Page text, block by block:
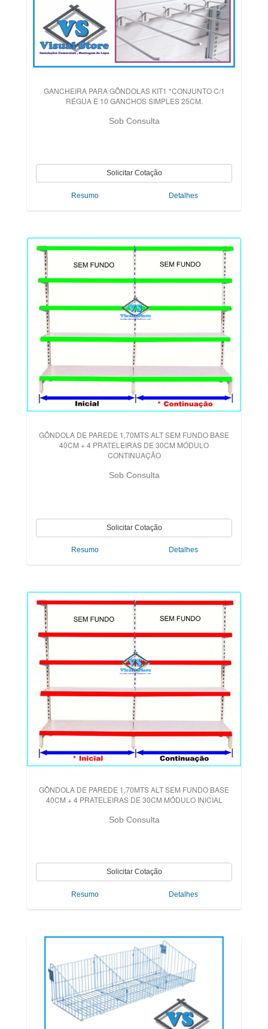
GANCHEIRA PARA GÔNDOLAS KIT1 *CONJUNTO C/1
RÉGUA E 10 GANCHOS SIMPLES 25CM.
Sob Consulta
Resumo Detalhes
GÔNDOLA DE PAREDE 1,70MTS ALT SEM FUNDO BASE
40CM + 4 PRATELEIRAS DE 30CM MÓDULO
CONTINUAÇÃO
Sob Consulta
Resumo Detalhes
GÔNDOLA DE PAREDE 1,70MTS ALT SEM FUNDO BASE
40CM + 4 PRATELEIRAS DE 30CM MÓDULO INICIAL
Sob Consulta
Resumo Detalhes